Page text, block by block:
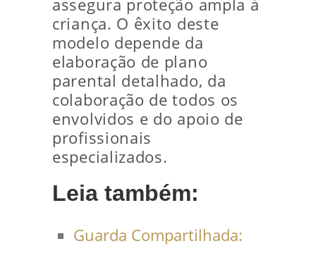
assegura proteção ampla à
criança. O êxito deste
modelo depende da
elaboração de plano
parental detalhado, da
colaboração de todos os
envolvidos e do apoio de
profissionais
especializados.
Leia também:
Guarda Compartilhada: